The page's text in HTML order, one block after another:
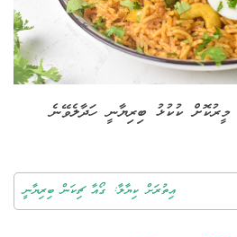
ކުކުޅު ބިރިޔާނީ ހަދާލެވޭނެ
އިތުރަށް ކިޔާލާ: ގޯއާ ޗިކަން ބިރިޔާނީ